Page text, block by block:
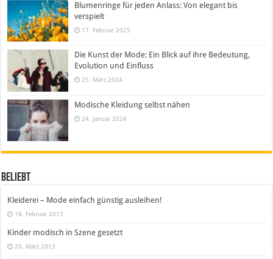
Blumenringe für jeden Anlass: Von elegant bis
verspielt
17. Februar 2025
Die Kunst der Mode: Ein Blick auf ihre Bedeutung,
Evolution und Einfluss
25. März 2024
Modische Kleidung selbst nähen
24. Januar 2024
Beliebt
Kleiderei – Mode einfach günstig ausleihen!
18. Februar 2013
Kinder modisch in Szene gesetzt
20. März 2013